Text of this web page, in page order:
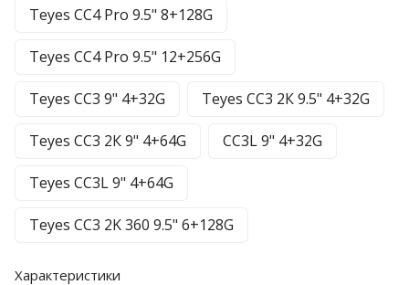
Teyes CC4 Pro 9.5" 8+128G
Teyes CC4 Pro 9.5" 12+256G
Teyes CC3 9" 4+32G Teyes CC3 2К 9.5" 4+32G
Teyes CC3 2К 9" 4+64G CC3L 9" 4+32G
Teyes CC3L 9" 4+64G
Teyes CC3 2K 360 9.5" 6+128G
Характеристики